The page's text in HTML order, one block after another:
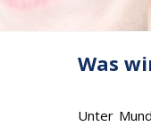
Was
Unter